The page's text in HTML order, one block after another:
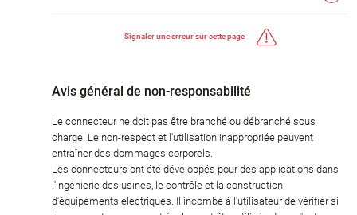
Signaler une erreur sur cette page
Avis général de non-responsabilité
Le connecteur ne doit pas être branché ou débranché sous
charge. Le non-respect et l'utilisation inappropriée peuvent
entraîner des dommages corporels.
Les connecteurs ont été développés pour des applications dans
l'ingénierie des usines, le contrôle et la construction
d'équipements électriques. Il incombe à l'utilisateur de vérifier si